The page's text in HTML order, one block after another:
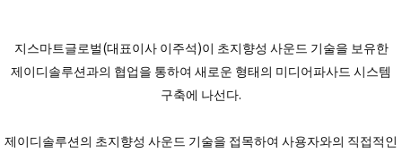
지스마트글로벌(대표이사 이주석)이 초지향성 사운드 기술을 보유한
제이디솔루션과의 협업을 통하여 새로운 형태의 미디어파사드 시스템
구축에 나선다.
제이디솔루션의 초지향성 사운드 기술을 접목하여 사용자와의 직접적인